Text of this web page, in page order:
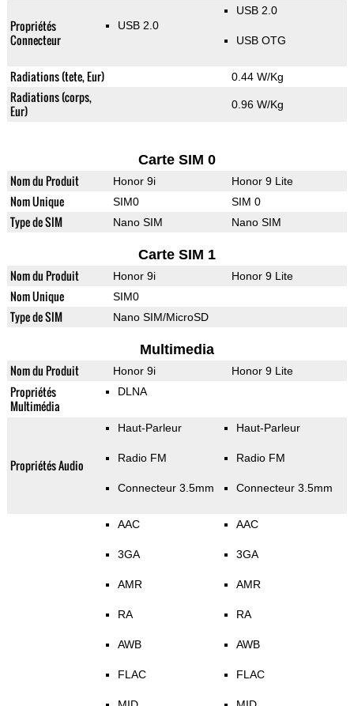
Propriétés
Connecteur
USB 2.0
USB 2.0
USB OTG
Radiations (tete, Eur) 0.44 W/Kg
Radiations (corps,
Eur)
0.96 W/Kg
Carte SIM 0
Nom du Produit Honor 9i Honor 9 Lite
Nom Unique SIM0 SIM 0
Type de SIM Nano SIM Nano SIM
Carte SIM 1
Nom du Produit Honor 9i Honor 9 Lite
Nom Unique SIM0
Type de SIM Nano SIM/MicroSD
Multimedia
Nom du Produit Honor 9i Honor 9 Lite
Propriétés
Multimédia
DLNA
Propriétés Audio
Haut-Parleur
Radio FM
Connecteur 3.5mm
Haut-Parleur
Radio FM
Connecteur 3.5mm
AAC
3GA
AMR
RA
AWB
FLAC
AAC
3GA
AMR
RA
AWB
FLAC